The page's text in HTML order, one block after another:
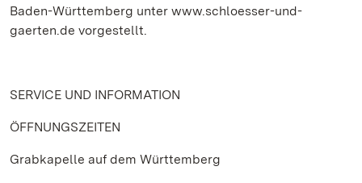
Baden-Württemberg unter www.schloesser-und-
gaerten.de vorgestellt.
SERVICE UND INFORMATION
ÖFFNUNGSZEITEN
Grabkapelle auf dem Württemberg